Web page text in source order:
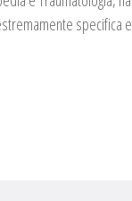
specifica